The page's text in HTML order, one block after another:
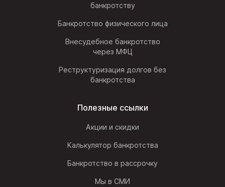
банкротству
Банкротство физического лица
Внесудебное банкротство
через МФЦ
Реструктуризация долгов без
банкротства
Полезные ссылки
Акции и скидки
Калькулятор банкротства
Банкротство в рассрочку
Мы в СМИ